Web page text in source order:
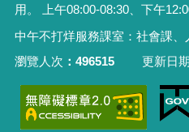
用。 上午08:00-08:30、下午
中午不打烊服務課室：社會課、
瀏覽人次
496515 更新日期